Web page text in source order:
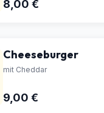
8,00 €
Cheeseburger
mit Cheddar
9,00 €